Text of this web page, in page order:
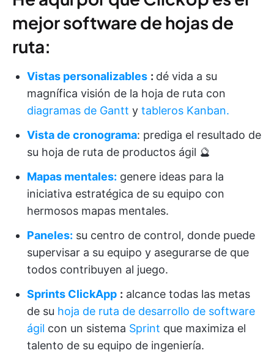
mejor software de hojas de
ruta:
Vistas personalizables : dé vida a su
magnífica visión de la hoja de ruta con
diagramas de Gantt y tableros Kanban.
Vista de cronograma: prediga el resultado de
su hoja de ruta de productos ágil 🔮
Mapas mentales: genere ideas para la
iniciativa estratégica de su equipo con
hermosos mapas mentales.
Paneles: su centro de control, donde puede
supervisar a su equipo y asegurarse de que
todos contribuyen al juego.
Sprints ClickApp : alcance todas las metas
de su hoja de ruta de desarrollo de software
ágil con un sistema Sprint que maximiza el
talento de su equipo de ingeniería.